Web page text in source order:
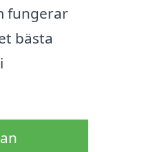
fungerar
bästa